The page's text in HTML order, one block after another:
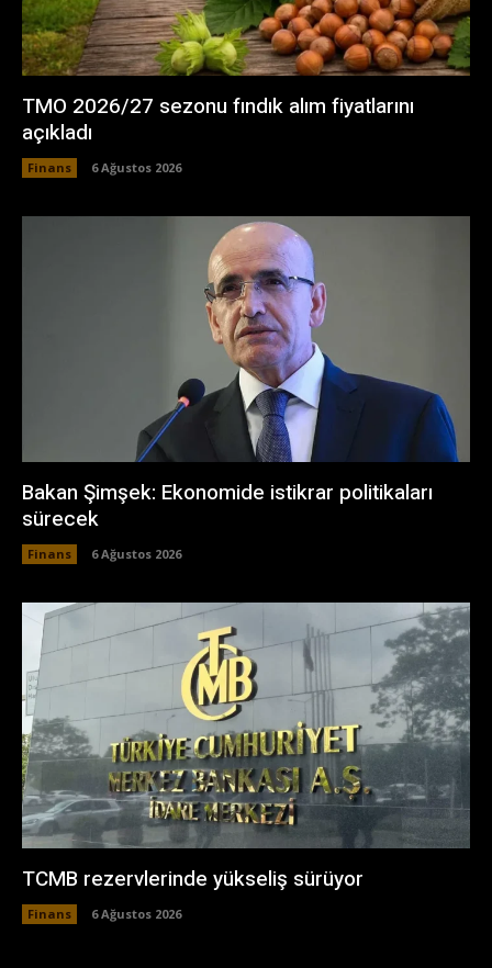
TMO 2026/27 sezonu fındık alım fiyatlarını
açıkladı
Finans 6 Ağustos 2026
Bakan Şimşek: Ekonomide istikrar politikaları
sürecek
Finans 6 Ağustos 2026
TCMB rezervlerinde yükseliş sürüyor
Finans 6 Ağustos 2026